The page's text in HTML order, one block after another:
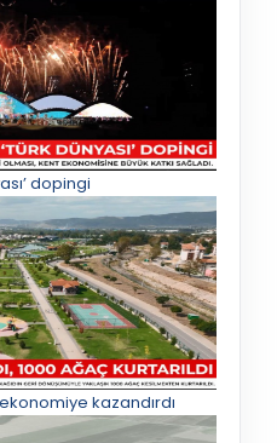
dopingi
kazandırdı